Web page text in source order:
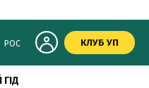
РОС КЛУБ УП